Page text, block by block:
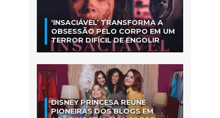
‘INSACIÁVEL’ TRANSFORMA A
OBSESSÃO PELO CORPO EM UM
TERROR DIFÍCIL DE ENGOLIR
DISNEY PRINCESA REÚNE
PIONEIRAS DOS BLOGS EM